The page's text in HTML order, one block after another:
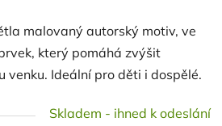
malovaný autorský motiv, ve
který pomáhá zvýšit
venku. Ideální pro děti i dospělé.
Skladem - ihned k odeslání